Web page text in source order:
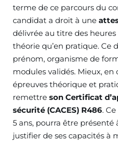
terme de ce parcours du
candidat a droit à une
délivrée au titre des heures
théorie qu’en pratique. Ce
prénom, organisme de
modules validés. Mieux, en
épreuves théorique et
remettre son Certificat
sécurité (CACES) R486.
5 ans, pourra être
justifier de ses capacités à